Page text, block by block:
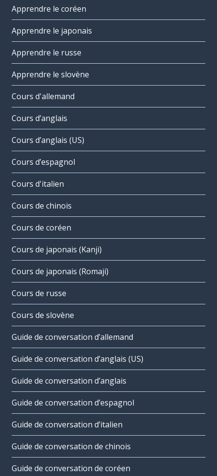
Apprendre le coréen
Apprendre le japonais
Apprendre le russe
Apprendre le slovène
Cours d'allemand
Cours d’anglais
Cours d’anglais (US)
Cours d’espagnol
Cours d'italien
Cours de chinois
Cours de coréen
Cours de japonais (Kanji)
Cours de japonais (Romaji)
Cours de russe
Cours de slovène
Guide de conversation d’allemand
Guide de conversation d’anglais (US)
Guide de conversation d’anglais
Guide de conversation d’espagnol
Guide de conversation d’italien
Guide de conversation de chinois
Guide de conversation de coréen